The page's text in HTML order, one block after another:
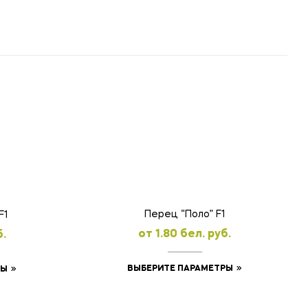
Этот
Перец “Поло” F1
oт1.80 бел. руб.
ВЫБЕРИТЕ ПАРАМЕТРЫ